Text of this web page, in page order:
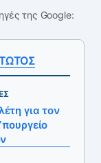
της Google:
για τον